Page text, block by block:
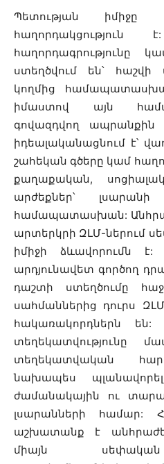
Պետության իմիջը
հաղորդագրությունը
ստեղծվում են՝ հաշվի
կողմից
իմաստով այն
գովազդվող
իդեալականացնում է՝
շահեկան գծերը կամ
քաղաքական,
արժեքներ՝ լսարանի
համապատասխան:
արտերկրի ԶԼՄ-ներում
իմիջի ձևավորումն
արդյունավետ գործող
դաշտի ստեղծումը
սահմաններից դուրս
հակառակորդներն են:
տեղեկատվությունը
տեղեկատվական
նախապես
ժամանակային ու
լսարանների համար:
աշխատանք է
միայն